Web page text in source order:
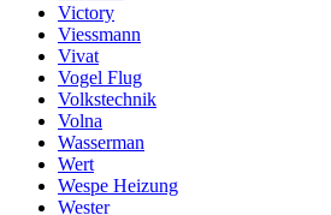
Victory
Viessmann
Vivat
Vogel Flug
Volkstechnik
Volna
Wasserman
Wert
Wespe Heizung
Wester